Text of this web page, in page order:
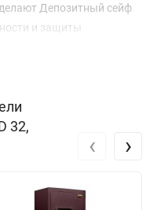
Депозитный сейф
и защиты
32,
‹ ›